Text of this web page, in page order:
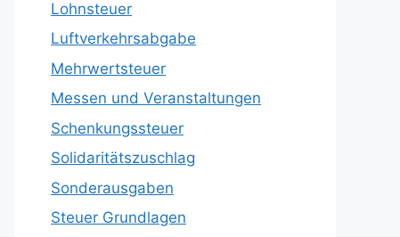
Lohnsteuer
Luftverkehrsabgabe
Mehrwertsteuer
Messen und Veranstaltungen
Schenkungssteuer
Solidaritätszuschlag
Sonderausgaben
Steuer Grundlagen